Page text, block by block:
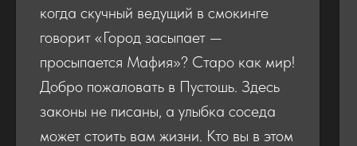
когда скучный ведущий в смокинге
говорит «Город засыпает —
просыпается Мафия»? Старо как мир!
Добро пожаловать в Пустошь. Здесь
законы не писаны, а улыбка соседа
может стоить вам жизни. Кто вы в этом